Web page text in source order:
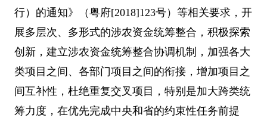
行）的通知》（粤府[2018]123号）等相关要求，开
展多层次、多形式的涉农资金统筹整合，积极探索
创新，建立涉农资金统筹整合协调机制，加强各大
类项目之间、各部门项目之间的衔接，增加项目之
间互补性，杜绝重复交叉项目，特别是加大跨类统
筹力度，在优先完成中央和省的约束性任务前提